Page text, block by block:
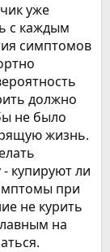
уже
с каждым
симптомов
должно
не было
жизнь.
купируют ли
при
не курить
на